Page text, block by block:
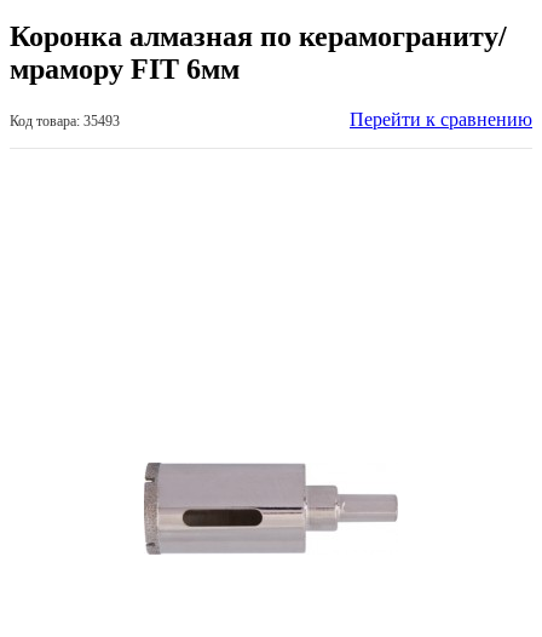
Коронка алмазная по керамограниту/
мрамору FIT 6мм
Код товара: 35493 Перейти к сравнению